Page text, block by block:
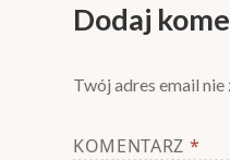
Dodaj
Twój adres email
KOMENTARZ *